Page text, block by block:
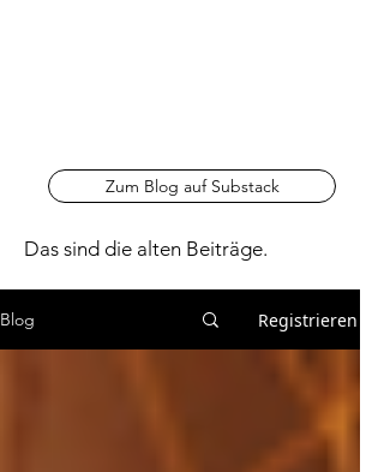
Zum Blog auf Substack
Das sind die alten Beiträge.
Blog Registrieren